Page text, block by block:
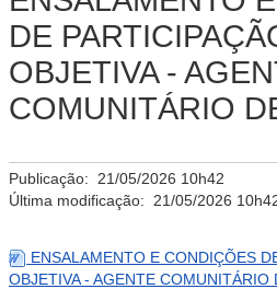
DE
OBJETIVA -
COMUNITÁRIO
Publicação: 21/05/2026 10h42
Última modificação: 21/05/2026
ENSALAMENTO E CONDIÇÕES
OBJETIVA - AGENTE COMUNITÁRIO